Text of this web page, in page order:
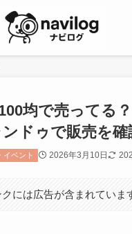
均で売ってる
ドゥで販売を確
イベント 2026年3月10日
には広告が含まれていま